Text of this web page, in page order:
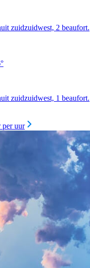
zuidzuidwest, 2 beaufort.
°
zuidzuidwest, 1 beaufort.
per uur